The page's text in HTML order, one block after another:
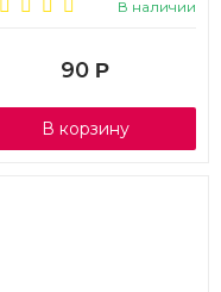
В наличии
90 Р
В корзину